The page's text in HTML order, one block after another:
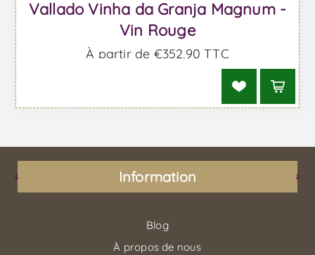
Vallado Vinha da Granja Magnum -
Vin Rouge
À partir de €352,90 TTC
Information
Blog
À propos de nous